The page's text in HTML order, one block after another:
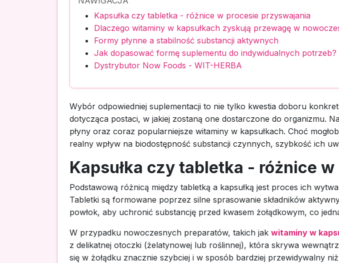
Kapsułka czy tabletka - różnice w procesie przyswajania
Dlaczego witaminy w kapsułkach zyskują przewagę w
Formy płynne a stabilność substancji aktywnych
Jak dopasować formę suplementu do indywidualnych potrzeb?
Dystrybutor Now Foods - WIT-HERBA
Wybór odpowiedniej suplementacji to nie tylko kwestia doboru
dotycząca postaci, w jakiej zostaną one dostarczone do organizmu.
płyny oraz coraz popularniejsze witaminy w kapsułkach. Choć
realny wpływ na biodostępność substancji czynnych, szybkość ich
Kapsułka czy tabletka - różnice
Podstawową różnicą między tabletką a kapsułką jest proces ich
Tabletki są formowane poprzez silne sprasowanie składników
powłok, aby uchronić substancję przed kwasem żołądkowym, co
W przypadku nowoczesnych preparatów, takich jak witaminy w
z delikatnej otoczki (żelatynowej lub roślinnej), która skrywa
się w żołądku znacznie szybciej i w sposób bardziej przewidywalny